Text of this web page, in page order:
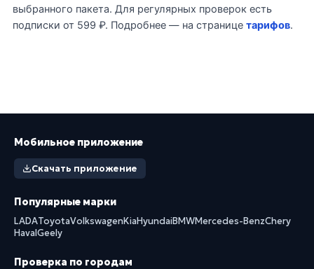
выбранного пакета. Для регулярных проверок есть
подписки от 599 ₽. Подробнее — на странице тарифов.
Мобильное приложение
Скачать приложение
Популярные марки
LADAToyotaVolkswagenKiaHyundaiBMWMercedes-BenzChery
HavalGeely
Проверка по городам